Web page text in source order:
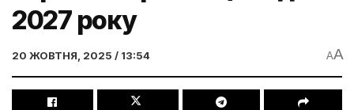
2027 року
20 ЖОВТНЯ, 2025 / 13:54 AA